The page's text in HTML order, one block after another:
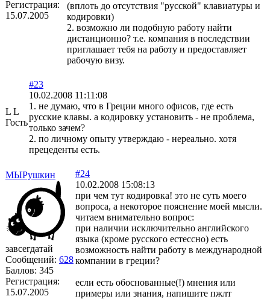
Регистрация:
15.07.2005
(вплоть до отсутствия "русской" клавиатуры и
кодировки)
2. возможно ли подобную работу найти
дистанционно? т.е. компания в последствии
приглашает тебя на работу и предоставляет
рабочую визу.
L L
Гость
#23
10.02.2008 11:11:08
1. не думаю, что в Греции много офисов, где есть
русские клавы. а кодировку установить - не проблема,
только зачем?
2. по личному опыту утверждаю - нереально. хотя
прецеденты есть.
МЫРушкин
завсегдатай
Сообщений: 628
Баллов: 345
Регистрация:
15.07.2005
#24
10.02.2008 15:08:13
при чем тут кодировка! это не суть моего
вопроса, а некоторое пояснение моей мысли.
читаем внимательно вопрос:
при наличии исключительно английского
языка (кроме русского естессно) есть
возможность найти работу в международной
компании в греции?
если есть обоснованные(!) мнения или
примеры или знания, напишите пжлт